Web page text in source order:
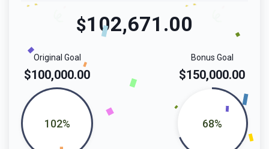
$102,671.00
Bonus Goal
$150,000.00
68%
Original Goal
$100,000.00
102%